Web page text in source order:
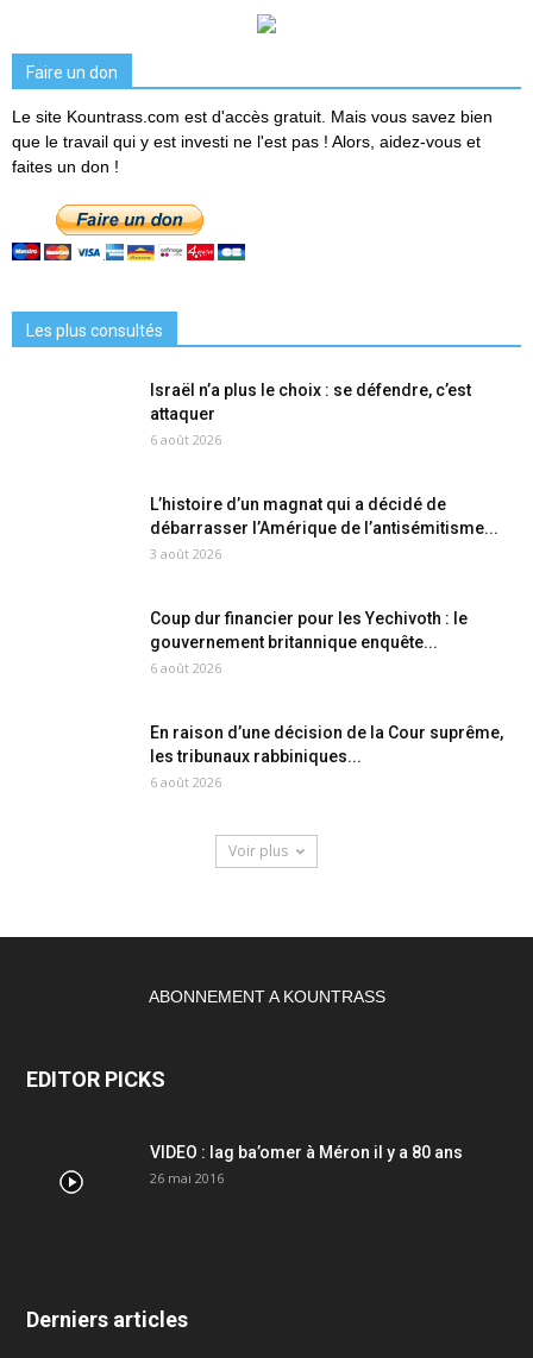
Faire un don
Le site Kountrass.com est d'accès gratuit. Mais vous savez bien
que le travail qui y est investi ne l'est pas ! Alors, aidez-vous et
faites un don !
Les plus consultés
Israël n’a plus le choix : se défendre, c’est
attaquer
6 août 2026
L’histoire d’un magnat qui a décidé de
débarrasser l’Amérique de l’antisémitisme...
3 août 2026
Coup dur financier pour les Yechivoth : le
gouvernement britannique enquête...
6 août 2026
En raison d’une décision de la Cour suprême,
les tribunaux rabbiniques...
6 août 2026
Voir plus
ABONNEMENT A KOUNTRASS
EDITOR PICKS
VIDEO : lag ba’omer à Méron il y a 80 ans
26 mai 2016
Derniers articles